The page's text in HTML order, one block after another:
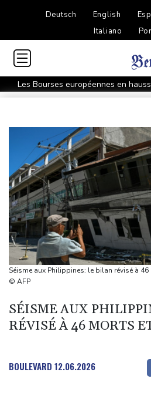
Deutsch English
Italiano
Les Bourses européennes en
américain
sécurité alimentaire
Thaïlande: un adolescent tue ses
personnes dans son lycée
Grand âge : l'hôpital contraint de
vieillissement
Dans l'agriculture, le parcours des
WTA 1000 de Toronto: Sabalenka,
contrôle vers les 8es de finale
Au nouveau Parlement syrien, une
la veuve d'un jihadiste
Thaïlande : un adolescent armé
dont six dans un lycée
Dans la Marne, une parcelle
A Paris l'été, voir la ville en autobus
Séisme aux Philippines: le bilan révisé à
© AFP
SÉISME AUX
RÉVISÉ À 46 MORTS
BOULEVARD 12.06.2026